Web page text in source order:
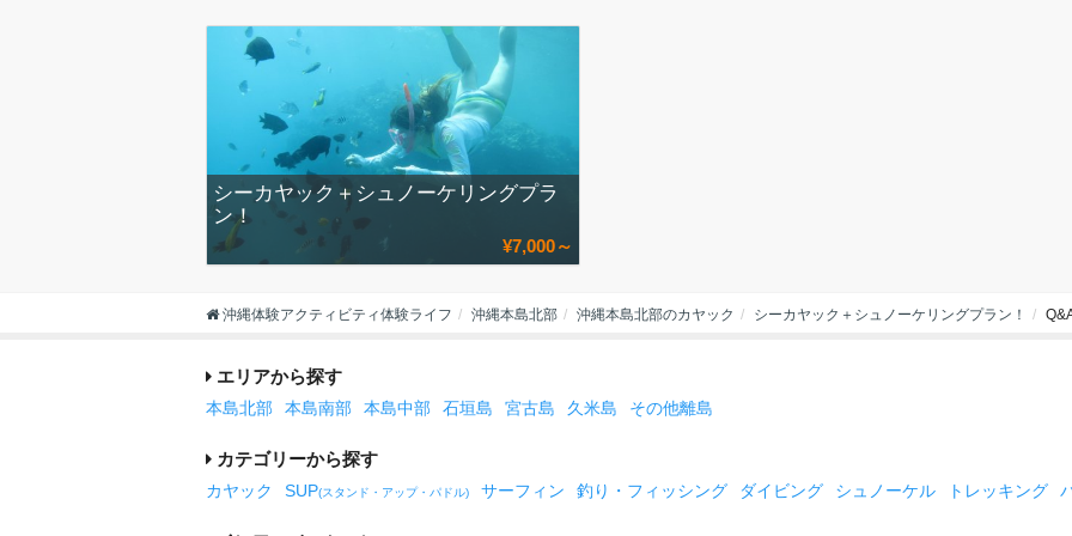
シーカヤック＋シュノーケリングプラ
ン！
¥7,000～
沖縄体験アクティビティ体験ライフ 沖縄本島北部 沖縄本島北部のカヤック シーカヤック＋シュノーケリングプラン！
エリアから探す
本島北部 本島南部 本島中部 石垣島 宮古島 久米島 その他離島
カテゴリーから探す
カヤック SUP(スタンド・アップ・パドル) サーフィン 釣り・フィッシング ダイビング シュノーケル トレッキング